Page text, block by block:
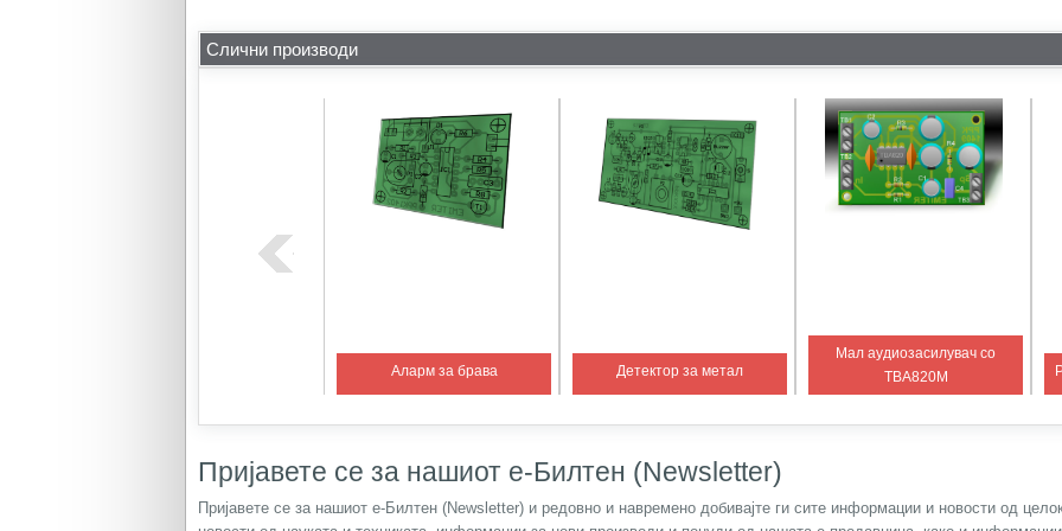
Слични производи
Аларм за брава Детектор за метал
Мал аудиозасилувач со
TBA820M
Пријавете се за нашиот е-Билтен (Newsletter)
Пријавете се за нашиот е-Билтен (Newsletter) и редовно и навремено добивајте ги сите информации и новости од